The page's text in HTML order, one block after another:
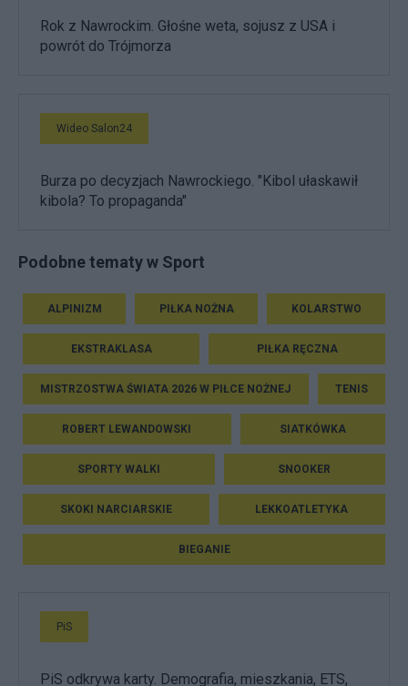
Rok z Nawrockim. Głośne weta, sojusz z USA i
powrót do Trójmorza
Wideo Salon24
Burza po decyzjach Nawrockiego. "Kibol ułaskawił
kibola? To propaganda"
Podobne tematy w Sport
ALPINIZM PIŁKA NOŻNA KOLARSTWO
EKSTRAKLASA PIŁKA RĘCZNA
MISTRZOSTWA ŚWIATA 2026 W PIŁCE NOŻNEJ TENIS
ROBERT LEWANDOWSKI SIATKÓWKA
SPORTY WALKI SNOOKER
SKOKI NARCIARSKIE LEKKOATLETYKA
BIEGANIE
PiS
PiS odkrywa karty. Demografia, mieszkania, ETS,